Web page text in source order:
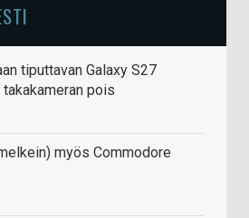
tiputtavan Galaxy S27
pois
myös Commodore